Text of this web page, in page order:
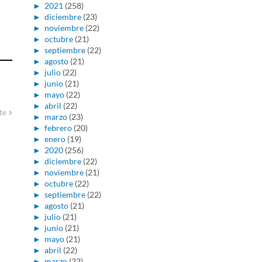
► 2021 (258)
► diciembre (23)
► noviembre (22)
► octubre (21)
► septiembre (22)
► agosto (21)
► julio (22)
► junio (21)
► mayo (22)
► abril (22)
► marzo (23)
► febrero (20)
► enero (19)
► 2020 (256)
► diciembre (22)
► noviembre (21)
► octubre (22)
► septiembre (22)
► agosto (21)
► julio (21)
► junio (21)
► mayo (21)
► abril (22)